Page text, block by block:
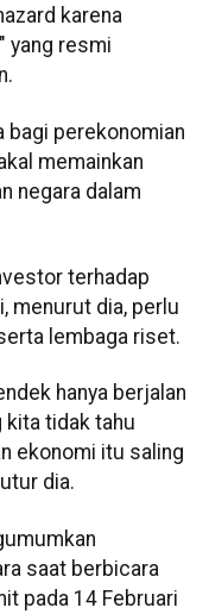
karena
yang resmi
bagi perekonomian
memainkan
negara dalam
terhadap
menurut dia, perlu
lembaga riset.
hanya berjalan
kita tidak tahu
ekonomi itu saling
dia.
saat berbicara
pada 14 Februari